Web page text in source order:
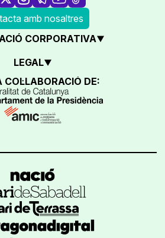
amb nosaltres
CORPORATIVA
LEGAL
DE: